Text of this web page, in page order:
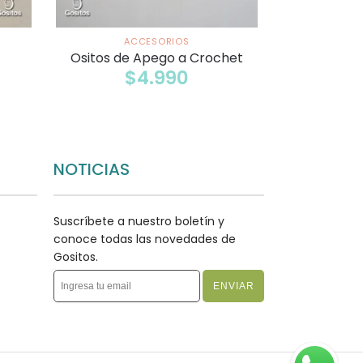
ACCESORIOS
Ositos de Apego a Crochet
$4.990
NOTICIAS
Suscríbete a nuestro boletín y
conoce todas las novedades de
Gositos.
ENVIAR